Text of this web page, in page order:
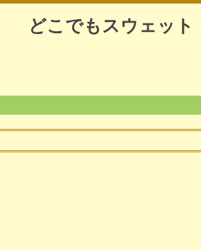
どこでもスウェット